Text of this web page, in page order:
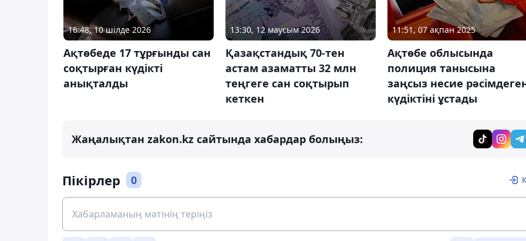
16:48, 10 шілде 2026
Ақтөбеде 17 тұрғынды сан
соқтырған күдікті
анықталды
13:30, 12 маусым 2026
Қазақстандық 70-тен
астам азаматты 32 млн
теңгеге сан соқтырып
кеткен
11:51, 07 ақпан 2025
Ақтөбе облысында
полиция танысына
заңсыз несие
күдіктіні ұстады
Жаңалықтан zakon.kz сайтында хабардар болыңыз:
Пікірлер 0